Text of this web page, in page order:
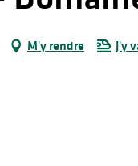
M'y rendre J'y